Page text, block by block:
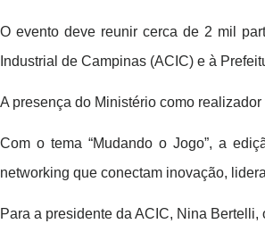
O evento deve reunir cerca de 2 mil
Industrial de Campinas (ACIC) e à
A presença do Ministério como
Com o tema “Mudando o Jogo”, a
networking que conectam inovação,
Para a presidente da ACIC, Nina